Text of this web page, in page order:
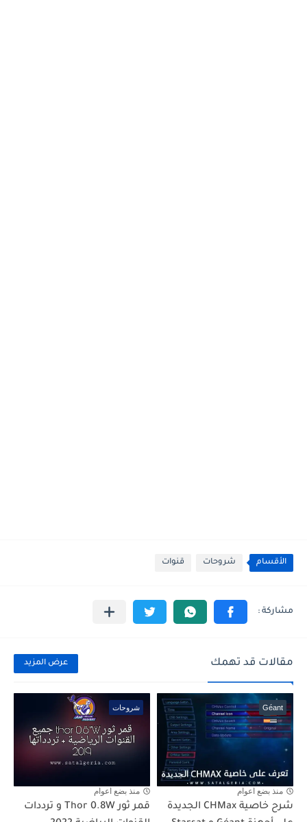
الأقسام شروحات قنوات
مقالات قد تهمك عرض المزيد
Géant
منذ بضع اعوام
شرح خاصية CHMax الجديدة
شروحات
منذ بضع اعوام
قمر ثور Thor 0.8W و ترددات